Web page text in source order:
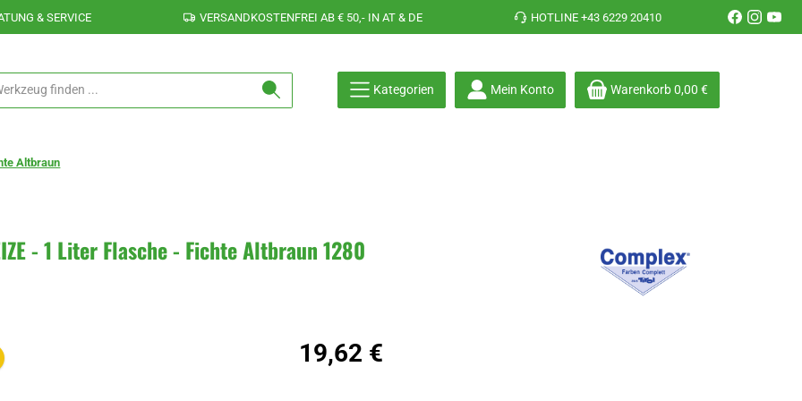
& SERVICE VERSANDKOSTENFREI AB € 50,- IN AT & DE HOTLINE +43 6229 20410
Kategorien Mein Konto Warenkorb0,00 €
Altbraun
- 1 Liter Flasche - Fichte Altbraun 1280
Regulärer Preis:
19,62 €